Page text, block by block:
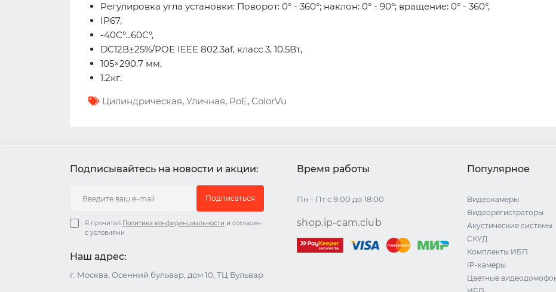
Регулировка угла установки: Поворот: 0° - 360°; наклон: 0° - 90°; вращение: 0° - 360°,
IP67,
-40C°...60C°,
DC12В±25%/POE IEEE 802.3af, класс 3, 10.5Вт,
105×290.7 мм,
1.2кг.
Цилиндрическая, Уличная, PoE, ColorVu
Подписывайтесь на новости и акции:
Подписаться
Я прочитал Политика конфиденциальности и согласен
с условиями
Наш адрес:
г. Москва, Осенний бульвар, дом 10, ТЦ Бульвар
Время работы
Пн - Пт с 9:00 до 18:00
shop.ip-cam.club
Популярное
Видеокамеры
Видеорегистраторы
Акустические системы
СКУД
Комплекты ИБП
IP-камеры
Цветные